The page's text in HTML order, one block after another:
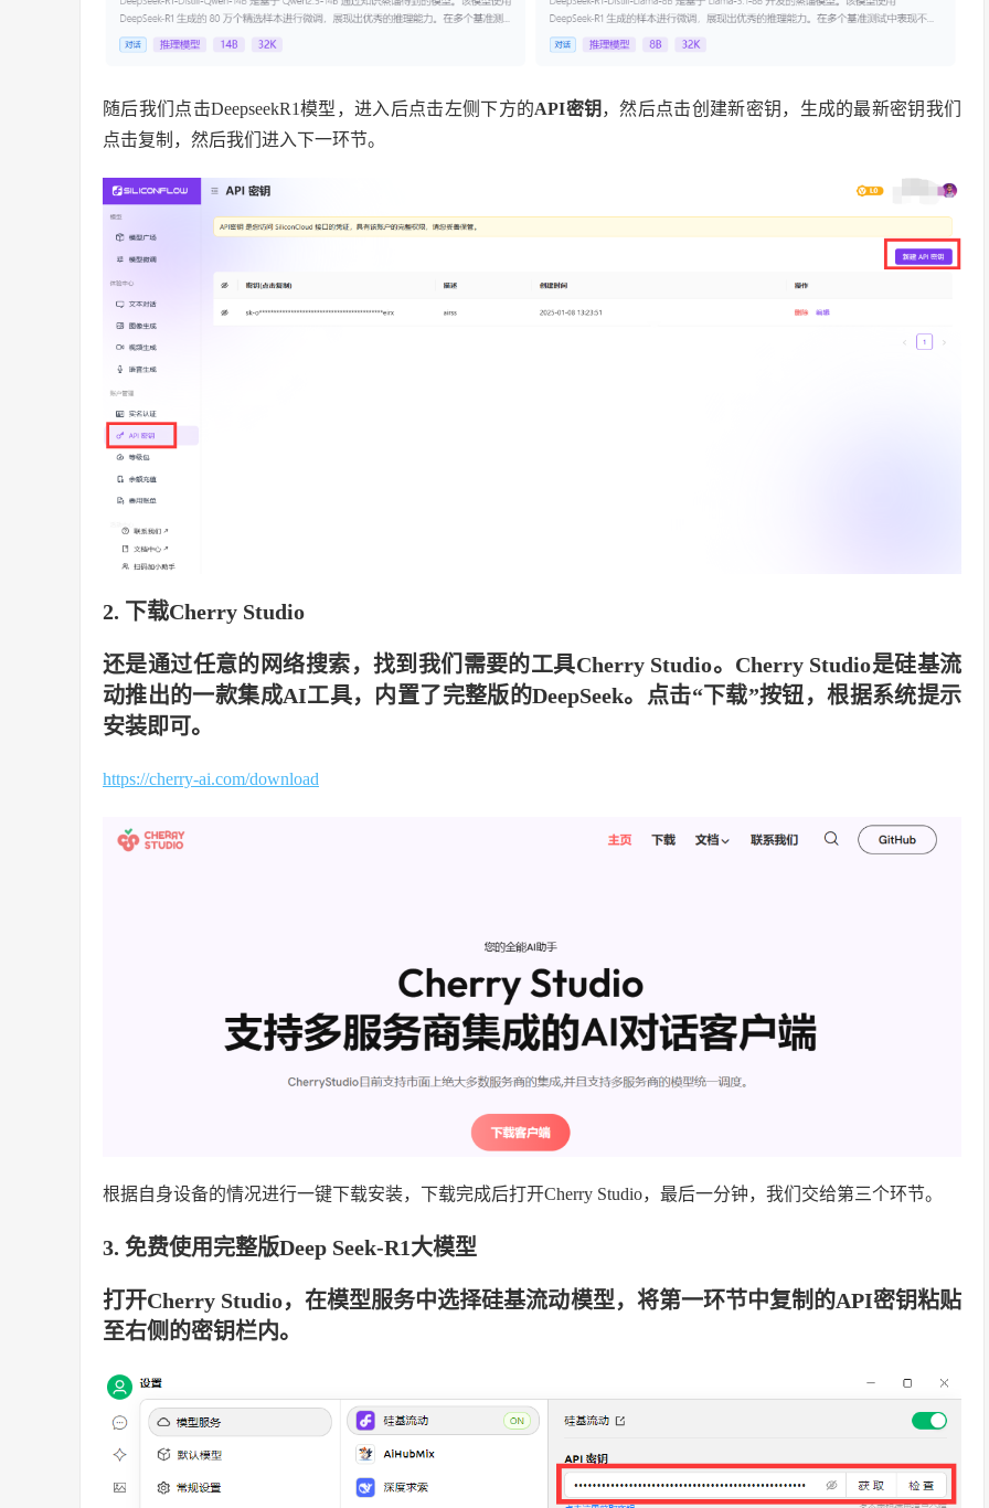
随后我们点击DeepseekR1模型，进入后点击左侧下方的API密钥 ，然后点击创建新密钥，生成的最新密钥我们
点击复制，然后我们进入下一环节。
2. 下载Cherry Studio
还是通过任意的网络搜索，找到我们需要的工具Cherry Studio。Cherry Studio是硅基流
动推出的一款集成AI工具，内置了完整版的DeepSeek。点击“下载”按钮，根据系统提示
安装即可。
https://cherry-ai.com/download
根据自身设备的情况进行一键下载安装，下载完成后打开Cherry Studio，最后一分钟，我们交给第三个环节。
3. 免费使用完整版Deep Seek-R1大模型
打开Cherry Studio，在模型服务中选择硅基流动模型，将第一环节中复制的API密钥粘贴
至右侧的密钥栏内。